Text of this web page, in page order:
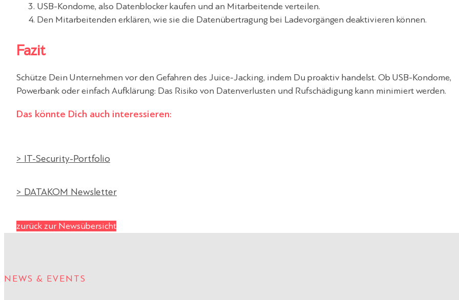
USB-Kondome, also Datenblocker kaufen und an Mitarbeitende verteilen.
Den Mitarbeitenden erklären, wie sie die Datenübertragung bei Ladevorgängen deaktivieren können.
Fazit
Schütze Dein Unternehmen vor den Gefahren des Juice-Jacking, indem Du proaktiv handelst. Ob USB-Kondome,
Powerbank oder einfach Aufklärung: Das Risiko von Datenverlusten und Rufschädigung kann minimiert werden.
Das könnte Dich auch interessieren:
> IT-Security-Portfolio
> DATAKOM Newsletter
zurück zur Newsübersicht
NEWS & EVENTS